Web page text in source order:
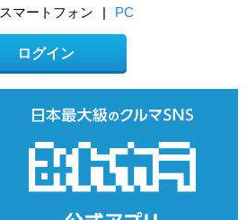
スマートフォン | PC
ログイン